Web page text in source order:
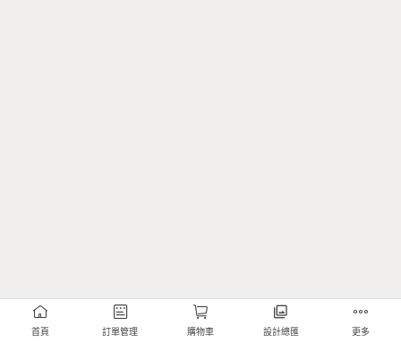
首頁 訂單管理 購物車 設計總匯 更多